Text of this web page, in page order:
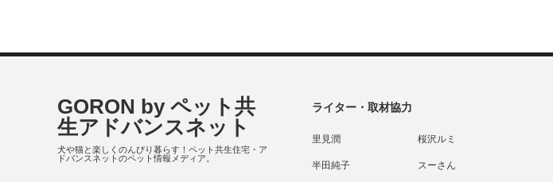
ライター・取材協力
里見潤 桜沢ルミ
半田純子 スーさん
GORON by ペット共
生アドバンスネット
犬や猫と楽しくのんびり暮らす！ペット共生住宅・ア
ドバンスネットのペット情報メディア。